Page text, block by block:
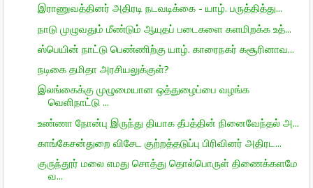
இராணுவத்தினர் அதிரடி நடவடிக்கை - யாழ். பருத்தித்து...
நாடு முழுவதும் மீண்டும் ஆயுதப் படைகளை களமிறக்க உத்...
ஸ்பெயின் நாட்டு பெண்ணிற்கு யாழ். காரைநகர் கசூரினாவ...
நடிகை தமிதா அரசியலுக்குள்?
இலங்கைக்கு முழுமையான ஒத்துழைப்பை வழங்க
வெளிநாட்டு ...
உண்ணா நோன்பு இருந்து தியாக தீபத்தின் நினைவேந்தல் அ...
காங்கேசன்துறை விசேட குற்றத்தடுப்பு பிரிவினர் அதிரட...
குருந்தூர் மலை எமது சொத்து தொல்பொருள் திணைக்களமே
வ...